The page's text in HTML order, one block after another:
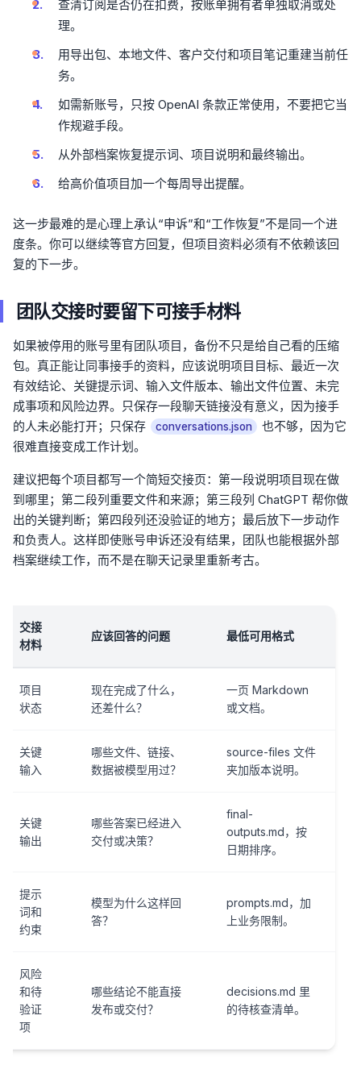
查清订阅是否仍在扣费，按账单拥有者单独取消或处
理。
用导出包、本地文件、客户交付和项目笔记重建当前任
务。
如需新账号，只按 OpenAI 条款正常使用，不要把它当
作规避手段。
从外部档案恢复提示词、项目说明和最终输出。
给高价值项目加一个每周导出提醒。
这一步最难的是心理上承认“申诉”和“工作恢复”不是同一个进
度条。你可以继续等官方回复，但项目资料必须有不依赖该回
复的下一步。
团队交接时要留下可接手材料
如果被停用的账号里有团队项目，备份不只是给自己看的压缩
包。真正能让同事接手的资料，应该说明项目目标、最近一次
有效结论、关键提示词、输入文件版本、输出文件位置、未完
成事项和风险边界。只保存一段聊天链接没有意义，因为接手
的人未必能打开；只保存
conversations.json
也不够，因为它
很难直接变成工作计划。
建议把每个项目都写一个简短交接页：第一段说明项目现在做
到哪里；第二段列重要文件和来源；第三段列 ChatGPT 帮你做
出的关键判断；第四段列还没验证的地方；最后放下一步动作
和负责人。这样即使账号申诉还没有结果，团队也能根据外部
档案继续工作，而不是在聊天记录里重新考古。
交接
材料
应该回答的问题 最低可用格式
项目
状态
现在完成了什么，
还差什么？
一页 Markdown
或文档。
关键
输入
哪些文件、链接、
数据被模型用过？
source-files 文件
夹加版本说明。
关键
输出
哪些答案已经进入
交付或决策？
final-
outputs.md，按
日期排序。
提示
词和
约束
模型为什么这样回
答？
prompts.md，加
上业务限制。
风险
和待
验证
项
哪些结论不能直接
发布或交付？
decisions.md 里
的待核查清单。